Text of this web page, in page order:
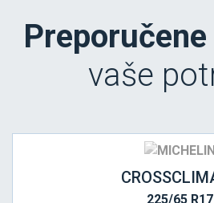
vaše
225/65 R17